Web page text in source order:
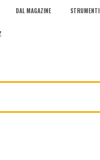
DAL MAGAZINE STRUMENTI